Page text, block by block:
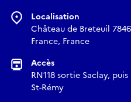
Localisation
Château de Breteuil
France, France
Accès
RN118 sortie Saclay,
St-Rémy